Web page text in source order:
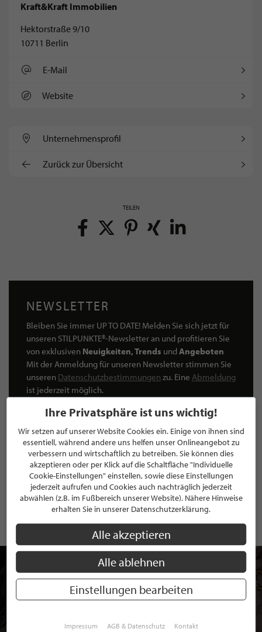
Kraft&Kraft Immobilien
Hektorstraße 9/10
10711 Berlin
E-Mail
Website
Unternehmens­profil
Zurück zur Übersicht
TEILEN
NEWSLETTER
Bleiben Sie immer UP TO DATE! Melden Sie sich jetzt für
unseren STILPUNKTE®-Newsletter an und profitieren Sie
von exklusiven Neuigkeiten, Trends undAngeboten
Mit der Anmeldung für unseren Newsletter stimmen Sie
unseren Datenschutzbestimmungen zu. Eine Abmeldung
ist jederzeit möglich.
ANMELDEN
Mit der Anmeldung an unserem Newsletter stimmen Sie unseren
Datenschutzbestimmungen zu. Eine Abmeldungist jederzeit möglich.
Ihre Privatsphäre ist uns wichtig!
Wir setzen auf unserer Website Cookies ein. Einige von ihnen sind
essentiell, während andere uns helfen unser Onlineangebot zu
verbessern und wirtschaftlich zu betreiben. Sie können dies
akzeptieren oder per Klick auf die Schaltfläche "Individuelle
Cookie-Einstellungen" einstellen, sowie diese Einstellungen
jederzeit aufrufen und Cookies auch nachträglich jederzeit
abwählen (z.B. im Fußbereich unserer Website). Nähere Hinweise
erhalten Sie in unserer Datenschutzerklärung.
Alle akzeptieren
Alle ablehnen
Einstellungen bearbeiten
Impressum AGB & Datenschutz Kontakt